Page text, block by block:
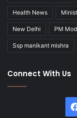
Health News
New Delhi PM
Ssp manikant mishra
Connect With Us